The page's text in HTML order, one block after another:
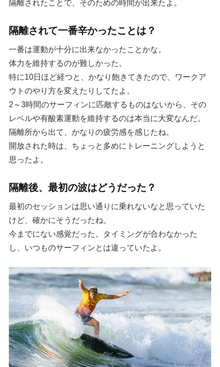
隔離されたことで、そのための時間が出来たよ。
隔離されて一番辛かったことは？
一番は運動が十分に出来なかったことかな。
体力を維持するのが難しかった。
特に10日ほど経つと、かなり飽きてきたので、ワークア
ウトのやり方を変えたりしてたよ。
2～3時間のサーフィンに匹敵するものはないから、その
レベルや有酸素運動を維持するのは本当に大変なんだ。
隔離所から出て、かなりの疲労感を感じたね。
開放された時は、ちょっと多めにトレーニングしようと
思ったよ。
隔離後、最初の波はどうだった？
最初のセッションは思い通りに乗れないなと思っていた
けど、確かにそうだったね。
今までにない感覚だった。タイミングが合わなかった
し、いつものサーフィンとは違っていたよ。